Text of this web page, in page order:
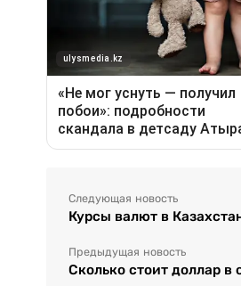
Следующая новость
Курсы валют в
Предыдущая новость
Сколько стоит доллар в